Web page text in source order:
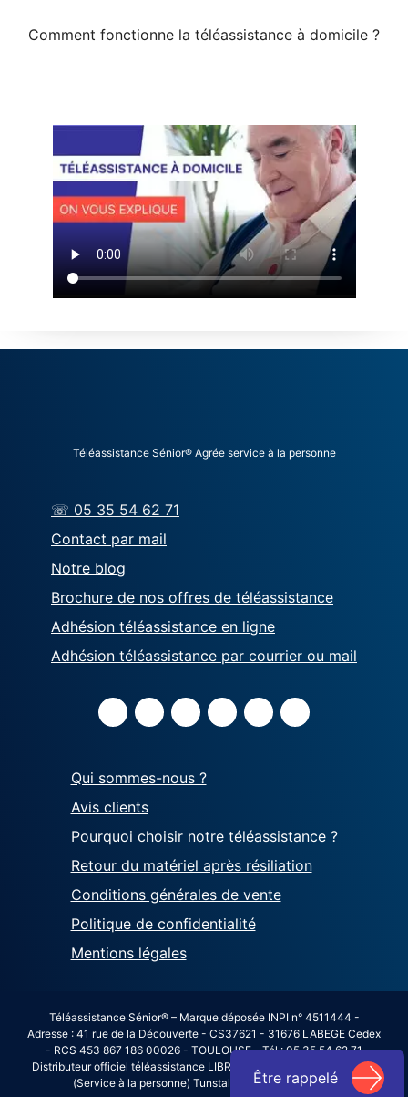
Être rappelé
Comment fonctionne la téléassistance à domicile ?
Téléassistance Sénior® Agrée service à la personne
☏ 05 35 54 62 71
Contact par mail
Notre blog
Brochure de nos offres de téléassistance
Adhésion téléassistance en ligne
Adhésion téléassistance par courrier ou mail
Qui sommes-nous ?
Avis clients
Pourquoi choisir notre téléassistance ?
Retour du matériel après résiliation
Conditions générales de vente
Politique de confidentialité
Mentions légales
Téléassistance Sénior® – Marque déposée INPI n° 4511444 -
Adresse : 41 rue de la Découverte - CS37621 - 31676 LABEGE Cedex
- RCS 453 867 186 00026 - TOULOUSE - Tél : 05 35 54 62 71
Distributeur officiel téléassistance LIBRALERTE avec agrément SAP
(Service à la personne) Tunstall n°2012/343431615